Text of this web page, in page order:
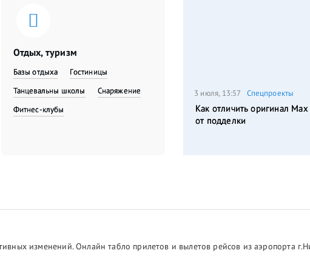
Отдых, туризм
Базы отдыха
Гостиницы
Танцевальны школы
Снаряжение
Фитнес-клубы
3 июля, 13:57 Спецпроекты
Как отличить оригинал
от подделки
изменений. Онлайн табло прилетов и вылетов рейсов из аэропорта